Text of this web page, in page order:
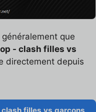
que
- clash filles vs
directement depuis
filles vs garçons